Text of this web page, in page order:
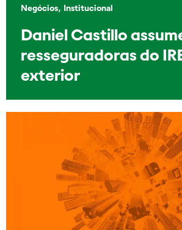
Negócios, Institucional
Daniel Castillo
resseguradoras do
exterior